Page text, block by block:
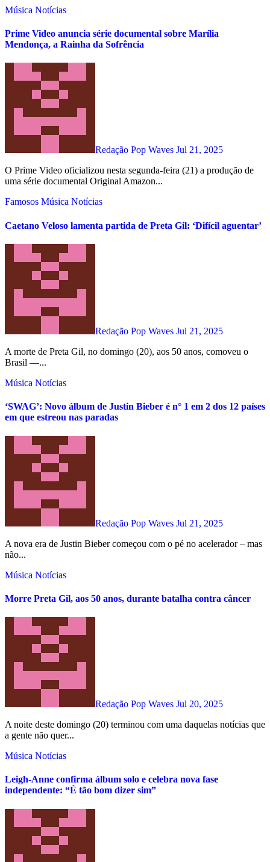
Música Notícias
Prime Video anuncia série documental sobre Marília
Mendonça, a Rainha da Sofrência
Redação Pop Waves Jul 21, 2025
O Prime Video oficializou nesta segunda-feira (21) a produção de
uma série documental Original Amazon...
Famosos Música Notícias
Caetano Veloso lamenta partida de Preta Gil: ‘Difícil aguentar’
Redação Pop Waves Jul 21, 2025
A morte de Preta Gil, no domingo (20), aos 50 anos, comoveu o
Brasil —...
Música Notícias
‘SWAG’: Novo álbum de Justin Bieber é n° 1 em 2 dos 12 países
em que estreou nas paradas
Redação Pop Waves Jul 21, 2025
A nova era de Justin Bieber começou com o pé no acelerador – mas
não...
Música Notícias
Morre Preta Gil, aos 50 anos, durante batalha contra câncer
Redação Pop Waves Jul 20, 2025
A noite deste domingo (20) terminou com uma daquelas notícias que
a gente não quer...
Música Notícias
Leigh-Anne confirma álbum solo e celebra nova fase
independente: “É tão bom dizer sim”